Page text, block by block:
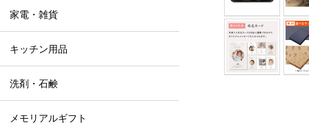
家電・雑貨
キッチン用品
洗剤・石鹸
メモリアルギフト